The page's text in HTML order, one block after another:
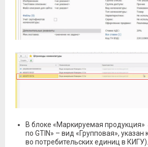
В блоке «Маркируемая
по GTIN» – вид «Групповая»,
во потребительских единиц в КИГУ).